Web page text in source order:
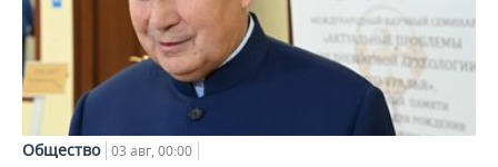
Общество 03 авг, 00:00